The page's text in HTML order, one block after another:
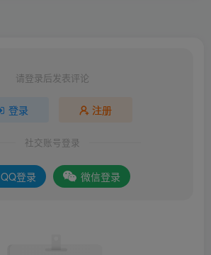
请登录后发表评论
登录 注册
社交账号登录
QQ登录 微信登录